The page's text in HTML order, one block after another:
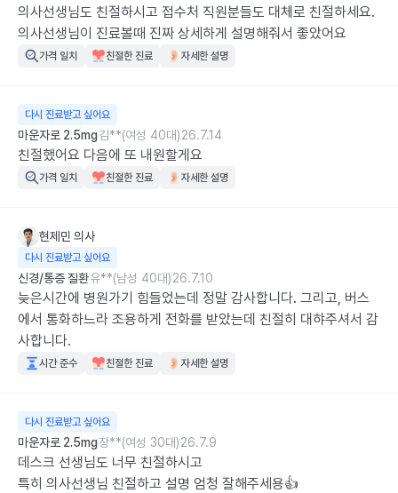
의사선생님도 친절하시고 접수처 직원분들도 대체로 친절하세요.
의사선생님이 진료볼때 진짜 상세하게 설명해줘서 좋았어요
가격 일치 친절한 진료 자세한 설명
다시 진료받고 싶어요
마운자로 2.5mg김**(여성 40대)26.7.14
친절했어요 다음에 또 내원할게요
가격 일치 친절한 진료 자세한 설명
현제민 의사
다시 진료받고 싶어요
신경/통증 질환유**(남성 40대)26.7.10
늦은시간에 병원가기 힘들었는데 정말 감사합니다. 그리고, 버스
에서 통화하느라 조용하게 전화를 받았는데 친절히 대햐주셔서 감
사합니다.
시간 준수 친절한 진료 자세한 설명
다시 진료받고 싶어요
마운자로 2.5mg장**(여성 30대)26.7.9
데스크 선생님도 너무 친절하시고
특히 의사선생님 친절하고 설명 엄청 잘해주세용👍